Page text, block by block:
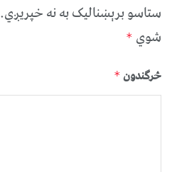
ستاسو برېښناليک به نه خپريږي.
شوي *
څرگندون *